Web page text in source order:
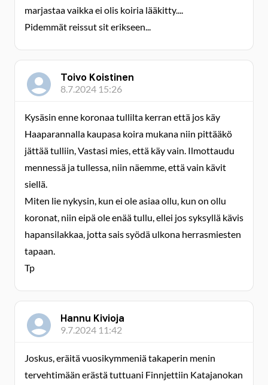
marjastaa vaikka ei olis koiria lääkitty....
Pidemmät reissut sit erikseen...
Toivo Koistinen
8.7.2024 15:26
Kysäsin enne koronaa tullilta kerran että jos käy
Haaparannalla kaupasa koira mukana niin pittääkö
jättää tulliin, Vastasi mies, että käy vain. Ilmottaudu
mennessä ja tullessa, niin näemme, että vain kävit
siellä.
Miten lie nykysin, kun ei ole asiaa ollu, kun on ollu
koronat, niin eipä ole enää tullu, ellei jos syksyllä kävis
hapansilakkaa, jotta sais syödä ulkona herrasmiesten
tapaan.
Tp
Hannu Kivioja
9.7.2024 11:42
Joskus, eräitä vuosikymmeniä takaperin menin
tervehtimään erästä tuttuani Finnjettiin Katajanokan